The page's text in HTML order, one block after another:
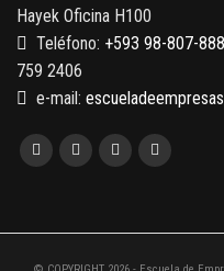
Hayek Oficina H100
Teléfono: +593 98-807-
759 2406
e-mail: